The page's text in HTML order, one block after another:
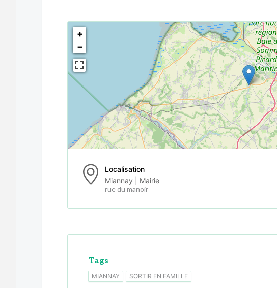
<!---->
+
−
Localisation
Miannay | Mairie
rue du manoir
Tags
MIANNAY SORTIR EN FAMILLE